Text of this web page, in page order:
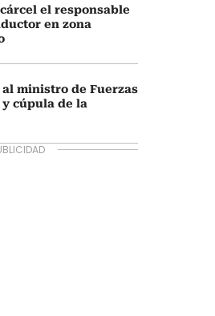
el responsable
en zona
al ministro de Fuerzas
cúpula de la